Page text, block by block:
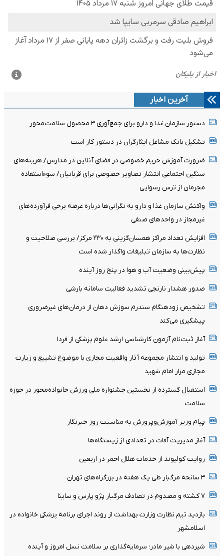
آخرین اخبار
دستور سازمان غذا و دارو برای جمع‌آوری ۳ محصول سلامت‌محور
تشکیل بانک مشاغل ایثارگران در دستور کار است
ضرورت آموزش حریم خصوصی در فضای آنلاین در مدارس/ هزینه‌های
سنگین اجتماعی انتشار تصاویر خصوصی برای قربانیان/ سوءاستفاده
مجرمان از ترس رسوایی
واکنش سازمان غذا و دارو به نگرانی‌ها درباره عرضه برخی فرآورده‌های
غیرمجاز در واحدهای صنفی
افزایش تعداد مراکز همسان‌گزینی به ۲۳۰ مرکز/ بررسی صلاحیت و
نظارت‌ها به سازمان تبلیغات واگذار شده است
پیش‌بینی وضعیت آب و هوا در پنج روز آینده
صدور هشدار نارنجی تشدید فعالیت سامانه بارشی
تشخیص زودهنگام سندرم سوزش دهان از درمان‌های غیرضروری
پیشگیری می‌کند
آغاز ثبت‌نام‌ آزمون کارشناسی ارشد علوم پزشکی از فردا
تولید و انتشار مجموعه آثار واقعیت مجازی با موضوع تشییع و زیارت
مجازی مزار امام شهید
استقبال گسترده از نخستین جشنواره ملی ورزش خانواده‌محور در حوزه
سلامت
پیام وزیر آموزش‌وپرورش به مناسبت روز خبرنگار
آغاز مدیریت آفات در تعدادی از زیستگاه‌ها
روایت کولیوند از خدمات هلال احمر در اربعین
۳ سانحه مرگبار طی یک هفته در بزرگراه‌های تهران
۷ کشته و مصدوم در تصادف مرگبار پژو پارس و ساینا
بازدید تیم نظارت وزارت بهداشت از روند اجرای برنامه پزشکی خانواده در
اسلامشهر
شیردهی با شیر مادر؛ سرمایه‌گذاری بر سلامت نسل امروز و آینده